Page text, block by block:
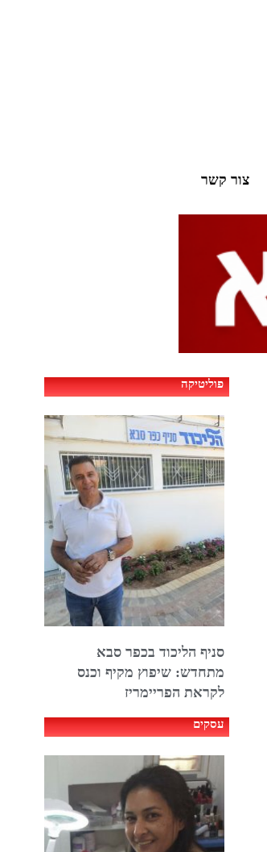
צור קשר
פוליטיקה
סניף הליכוד בכפר סבא
מתחדש: שיפוץ מקיף וכנס
לקראת הפריימריז
עסקים